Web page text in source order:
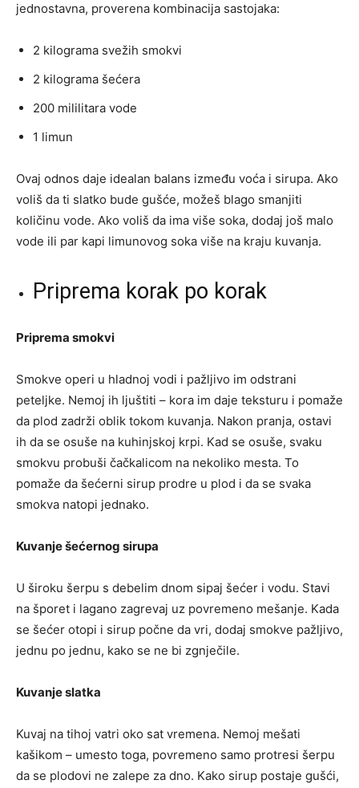
jednostavna, proverena kombinacija sastojaka:
2 kilograma svežih smokvi
2 kilograma šećera
200 mililitara vode
1 limun
Ovaj odnos daje idealan balans između voća i sirupa. Ako
voliš da ti slatko bude gušće, možeš blago smanjiti
količinu vode. Ako voliš da ima više soka, dodaj još malo
vode ili par kapi limunovog soka više na kraju kuvanja.
Priprema korak po korak
Priprema smokvi
Smokve operi u hladnoj vodi i pažljivo im odstrani
peteljke. Nemoj ih ljuštiti – kora im daje teksturu i pomaže
da plod zadrži oblik tokom kuvanja. Nakon pranja, ostavi
ih da se osuše na kuhinjskoj krpi. Kad se osuše, svaku
smokvu probuši čačkalicom na nekoliko mesta. To
pomaže da šećerni sirup prodre u plod i da se svaka
smokva natopi jednako.
Kuvanje šećernog sirupa
U široku šerpu s debelim dnom sipaj šećer i vodu. Stavi
na šporet i lagano zagrevaj uz povremeno mešanje. Kada
se šećer otopi i sirup počne da vri, dodaj smokve pažljivo,
jednu po jednu, kako se ne bi zgnječile.
Kuvanje slatka
Kuvaj na tihoj vatri oko sat vremena. Nemoj mešati
kašikom – umesto toga, povremeno samo protresi šerpu
da se plodovi ne zalepe za dno. Kako sirup postaje gušći,